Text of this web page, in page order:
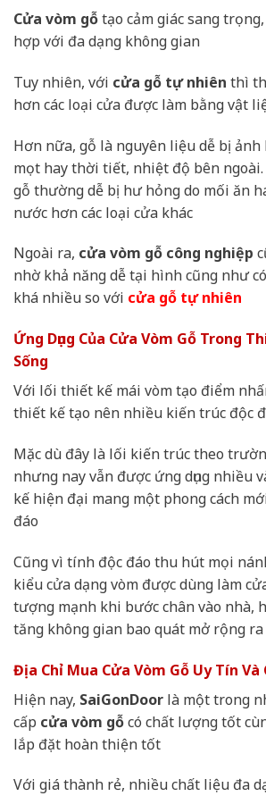
Cửa vòm gỗtạo cảm giác sang
hợp với đa dạng không gian
Tuy nhiên, với cửa gỗ tự nhiên thì
hơn các loại cửa được làm bằng vật
Hơn nữa, gỗ là nguyên liệu dễ bị
mọt hay thời tiết, nhiệt độ bên ngoài.
gỗ thường dễ bị hư hỏng do mối ăn
nước hơn các loại cửa khác
Ngoài ra, cửa vòm gỗ công nghiệp
nhờ khả năng dễ tại hình cũng như
khá nhiều so với cửa gỗ tự nhiên
Ứng Dụng Của Cửa Vòm Gỗ Trong
Sống
Với lối thiết kế mái vòm tạo điểm
thiết kế tạo nên nhiều kiến trúc độc
Mặc dù đây là lối kiến trúc theo
nhưng nay vẫn được ứng dụng nhiều
kế hiện đại mang một phong cách
đáo
Cũng vì tính độc đáo thu hút mọi
kiểu cửa dạng vòm được dùng làm
tượng mạnh khi bước chân vào nhà,
tăng không gian bao quát mở rộng
Địa Chỉ Mua Cửa Vòm Gỗ Uy Tín
Hiện nay, SaiGonDoor là một trong
cấp cửa vòm gỗcó chất lượng tốt
lắp đặt hoàn thiện tốt
Với giá thành rẻ, nhiều chất liệu đa